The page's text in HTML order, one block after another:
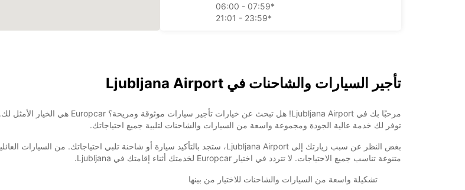
06:00 - 07:59*
21:01 - 23:59*
*برسوم إضافية
قد تختلف ساعات العمل هذه بسبب العطلات الرسمية.
+386 (31) 382051
خط سير الرحلة
تأجير السيارات والشاحنات في Ljubljana Airport
توفر لك خدمة عالية الجودة ومجموعة واسعة من السيارات والشاحنات لتلبية جميع احتياجاتك.
متنوعة تناسب جميع الاحتياجات. لا تتردد في اختيار Europcar لخدمتك أثناء إقامتك في Ljubljana.
تشكيلة واسعة من السيارات والشاحنات للاختيار من بينها